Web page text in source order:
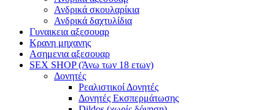
Ανδρικά σκουλαρίκια
Ανδρικά δαχτυλίδια
Γυναικεια αξεσουαρ
Κρανη μηχανης
Ασημενια αξεσουαρ
SEX SHOP (Άνω των 18 ετων)
Δονητές
Ρεαλιστικοί Δονητές
Δονητές Εκσπερμάτωσης